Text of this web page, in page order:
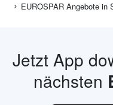
EUROSPAR Angebote in
Jetzt App
nächsten